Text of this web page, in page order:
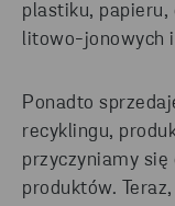
plastiku, papieru,
litowo-jonowych i
Ponadto
recyklingu,
przyczyniamy
produktów.